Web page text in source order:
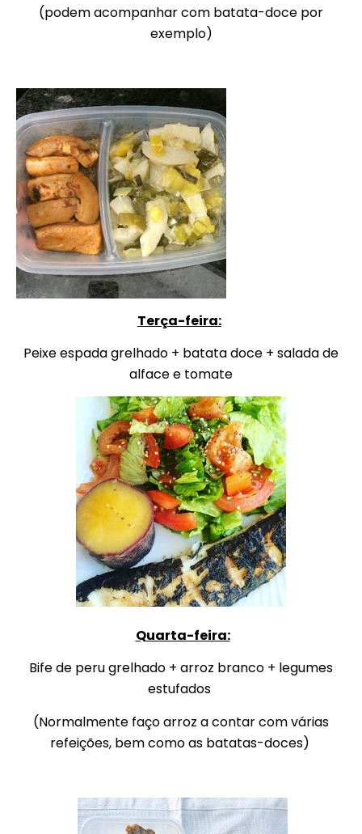
(podem acompanhar com batata-doce por
exemplo)
Terça-feira:
Peixe espada grelhado + batata doce + salada de
alface e tomate
Quarta-feira:
Bife de peru grelhado + arroz branco + legumes
estufados
(Normalmente faço arroz a contar com várias
refeições, bem como as batatas-doces)